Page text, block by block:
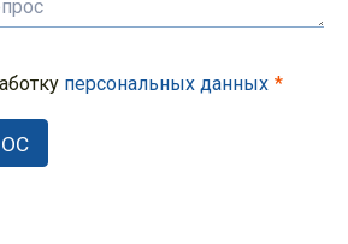
персональных данных